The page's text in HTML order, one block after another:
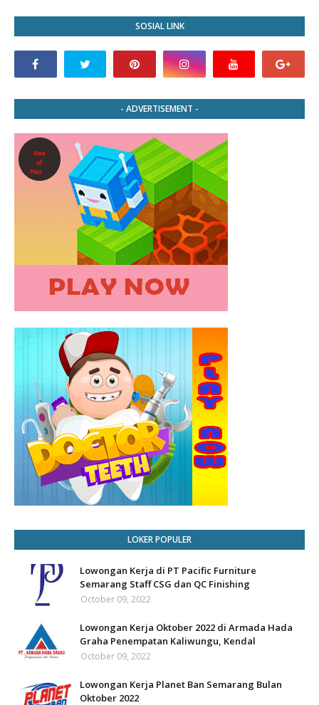
SOSIAL LINK
- ADVERTISEMENT -
LOKER POPULER
Lowongan Kerja di PT Pacific Furniture
Semarang Staff CSG dan QC Finishing
October 09, 2022
Lowongan Kerja Oktober 2022 di Armada Hada
Graha Penempatan Kaliwungu, Kendal
October 09, 2022
Lowongan Kerja Planet Ban Semarang Bulan
Oktober 2022